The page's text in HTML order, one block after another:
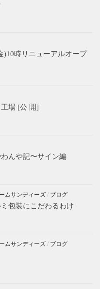
)10時リニューアルオープ
場 [公 開]
んや記〜サイン編
ムサンディーズ / ブログ
包装にこだわるわけ
ムサンディーズ / ブログ